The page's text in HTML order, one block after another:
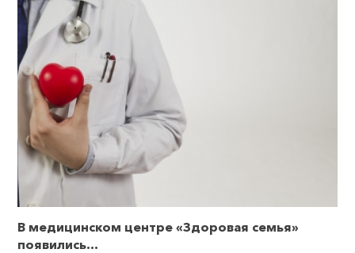
В медицинском центре «Здоровая семья»
появились...